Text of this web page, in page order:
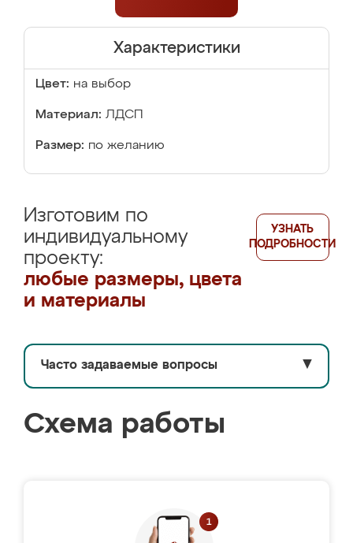
Характеристики
Цвет: на выбор
Материал: ЛДСП
Размер: по желанию
Изготовим по
индивидуальному
проекту:
любые размеры, цвета
и материалы
УЗНАТЬ
ПОДРОБНОСТИ
Часто задаваемые вопросы ▼
Схема работы